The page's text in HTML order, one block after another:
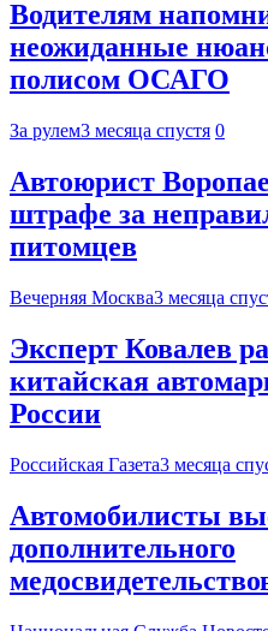
Водителям
неожиданные
полисом ОСАГО
За рулем3 месяца спустя 0
Автоюрист
штрафе за
питомцев
Вечерняя Москва3 месяца
Эксперт Ковалев
китайская
России
Российская Газета3 месяца
Автомобилисты
дополнительного